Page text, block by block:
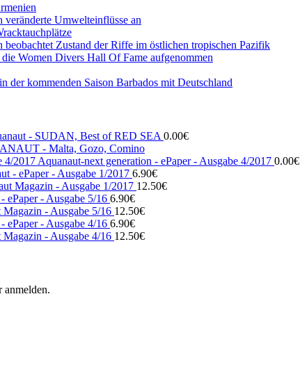
Umwelteinflüsse an
Zustand der Riffe im östlichen tropischen Pazifik
Women Divers Hall Of Fame aufgenommen
der kommenden Saison Barbados mit Deutschland
- SUDAN, Best of RED SEA 0.00€
- Malta, Gozo, Comino
Aquanaut-next generation - ePaper - Ausgabe 4/2017 0.00€
- ePaper - Ausgabe 1/2017 6.90€
Magazin - Ausgabe 1/2017 12.50€
ePaper - Ausgabe 5/16 6.90€
Magazin - Ausgabe 5/16 12.50€
ePaper - Ausgabe 4/16 6.90€
Magazin - Ausgabe 4/16 12.50€
anmelden.